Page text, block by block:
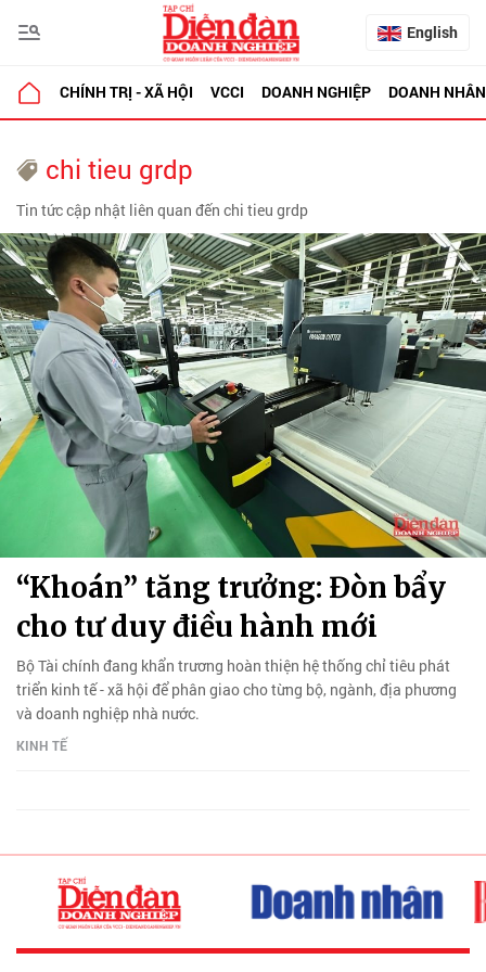
English
CHÍNH TRỊ - XÃ HỘI VCCI DOANH NGHIỆP DOANH NHÂN
chi tieu grdp
Tin tức cập nhật liên quan đến chi tieu grdp
“Khoán” tăng trưởng: Đòn bẩy
cho tư duy điều hành mới
Bộ Tài chính đang khẩn trương hoàn thiện hệ thống chỉ tiêu phát
triển kinh tế - xã hội để phân giao cho từng bộ, ngành, địa phương
và doanh nghiệp nhà nước.
KINH TẾ